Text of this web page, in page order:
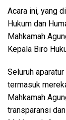
Acara ini, yang
Hukum dan
Mahkamah
Kepala Biro
Seluruh
termasuk
Mahkamah
transparansi